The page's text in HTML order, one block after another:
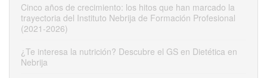
Cinco años de crecimiento: los hitos que han marcado la
trayectoria del Instituto Nebrija de Formación Profesional
(2021-2026)
¿Te interesa la nutrición? Descubre el GS en Dietética en
Nebrija